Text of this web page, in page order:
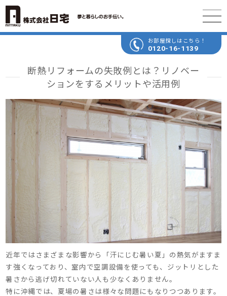
お部屋探しはこちら！
0120-16-1139
断熱リフォームの失敗例とは？リノベー
ションをするメリットや活用例
近年ではさまざまな影響から「汗にじむ暑い夏」の熱気がますま
す強くなっており、室内で空調設備を使っても、ジットリとした
暑さから逃げ切れていない人も少なくありません。
特に沖縄では、夏場の暑さは様々な問題にもなりつつあります。